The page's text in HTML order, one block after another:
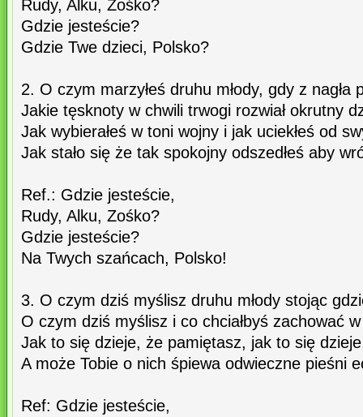
Rudy, Alku, Zośko?
Gdzie jesteście?
Gdzie Twe dzieci, Polsko?
2. O czym marzyłeś druhu młody, gdy z nagła
Jakie tęsknoty w chwili trwogi rozwiał okrutny
Jak wybierałeś w toni wojny i jak uciekłeś od
Jak stało się że tak spokojny odszedłeś aby
Ref.: Gdzie jesteście,
Rudy, Alku, Zośko?
Gdzie jesteście?
Na Twych szańcach, Polsko!
3. O czym dziś myślisz druhu młody stojąc
O czym dziś myślisz i co chciałbyś zachować
Jak to się dzieje, że pamiętasz, jak to się
A może Tobie o nich śpiewa odwieczne pieśni
Ref: Gdzie jesteście,